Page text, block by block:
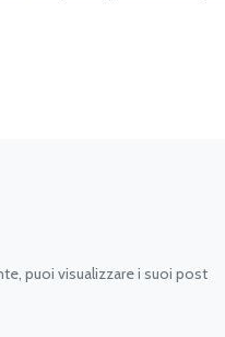
puoi visualizzare i suoi post